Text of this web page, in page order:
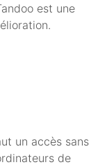
est une
un accès sans
de